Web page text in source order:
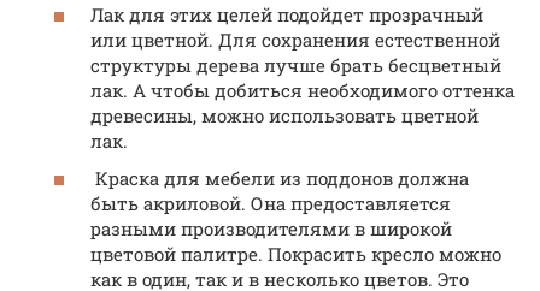
Лак для этих целей подойдет прозрачный
или цветной. Для сохранения естественной
структуры дерева лучше брать бесцветный
лак. А чтобы добиться необходимого оттенка
древесины, можно использовать цветной
лак.
Краска для мебели из поддонов должна
быть акриловой. Она предоставляется
разными производителями в широкой
цветовой палитре. Покрасить кресло можно
как в один, так и в несколько цветов. Это